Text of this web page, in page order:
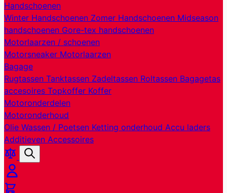
Handschoenen
Winter Handschoenen Zomer Handschoenen Midseason
handschoenen Gore-tex handschoenen
Motorlaarzen / schoenen
Motorsneaker Motorlaarzen
Bagage
Rugtassen Tanktassen Zadeltassen Roltassen Bagagetas
accesoires Topkoffer Koffer
Motoronderdelen
Motoronderhoud
Olie Wassen / Poetsen Ketting onderhoud Accu laders
Additieven Accessoires
Producten
vergelijken
Zoek
Cart